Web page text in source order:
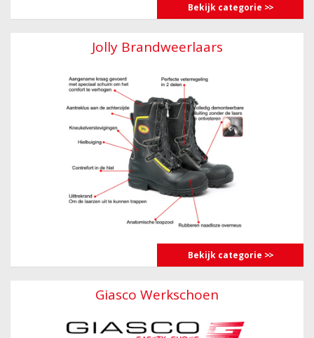
Bekijk categorie
Jolly Brandweerlaars
Bekijk categorie
Giasco Werkschoen